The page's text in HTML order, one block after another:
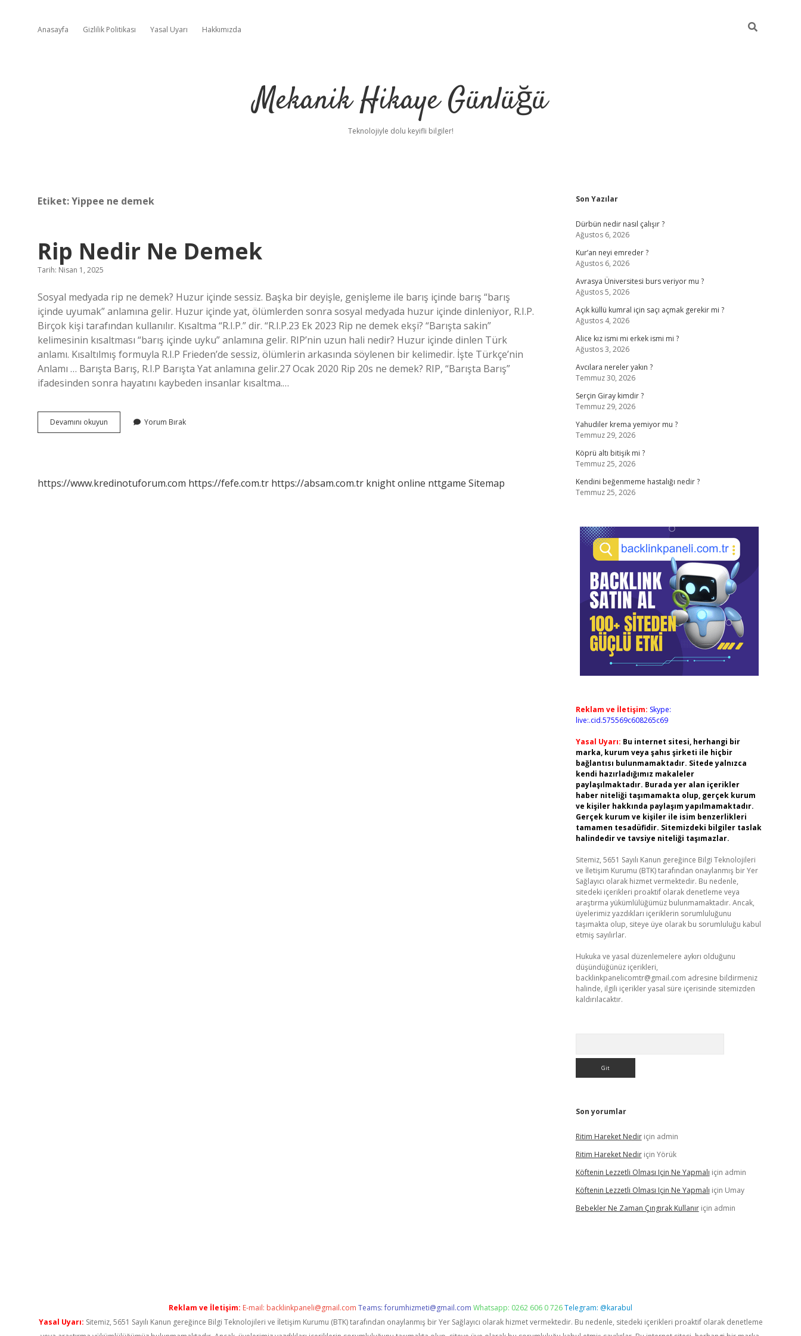
Anasayfa Gizlilik Politikası Yasal Uyarı Hakkımızda
Mekanik Hikaye Günlüğü
Teknolojiyle dolu keyifli bilgiler!
Etiket:Yippee ne demek
Rip Nedir Ne Demek
Tarih: Nisan 1, 2025
Sosyal medyada rip ne demek? Huzur içinde sessiz. Başka bir deyişle, genişleme ile barış içinde barış “barış
içinde uyumak” anlamına gelir. Huzur içinde yat, ölümlerden sonra sosyal medyada huzur içinde dinleniyor, R.I.P.
Birçok kişi tarafından kullanılır. Kısaltma “R.I.P.” dir. “R.I.P.23 Ek 2023 Rip ne demek ekşi? “Barışta sakin”
kelimesinin kısaltması “barış içinde uyku” anlamına gelir. RIP’nin uzun hali nedir? Huzur içinde dinlen Türk
anlamı. Kısaltılmış formuyla R.I.P Frieden’de sessiz, ölümlerin arkasında söylenen bir kelimedir. İşte Türkçe’nin
Anlamı … Barışta Barış, R.I.P Barışta Yat anlamına gelir.27 Ocak 2020 Rip 20s ne demek? RIP, “Barışta Barış”
ifadesinden sonra hayatını kaybeden insanlar kısaltma.…
Devamını okuyun
Nedir
Yorum Bırak
https://www.kredinotuforum.com https://fefe.com.tr https://absam.com.tr knight online nttgame Sitemap
Sidebar
Son Yazılar
Dürbün nedir nasıl çalışır ?
Ağustos 6, 2026
Kur’an neyi emreder ?
Ağustos 6, 2026
Avrasya Üniversitesi burs veriyor mu ?
Ağustos 5, 2026
Açık küllü kumral için saçı açmak gerekir mi ?
Ağustos 4, 2026
Alice kız ismi mi erkek ismi mi ?
Ağustos 3, 2026
Avcılara nereler yakın ?
Temmuz 30, 2026
Serçin Giray kimdir ?
Temmuz 29, 2026
Yahudiler krema yemiyor mu ?
Temmuz 29, 2026
Köprü altı bitişik mi ?
Temmuz 25, 2026
Kendini beğenmeme hastalığı nedir ?
Temmuz 25, 2026
Reklam ve İletişim: Skype:
live:.cid.575569c608265c69
Yasal Uyarı: Bu internet sitesi, herhangi bir
marka, kurum veya şahıs şirketi ile hiçbir
bağlantısı bulunmamaktadır. Sitede yalnızca
kendi hazırladığımız makaleler
paylaşılmaktadır. Burada yer alan içerikler
haber niteliği taşımamakta olup, gerçek kurum
ve kişiler hakkında paylaşım yapılmamaktadır.
Gerçek kurum ve kişiler ile isim benzerlikleri
tamamen tesadüfidir. Sitemizdeki bilgiler taslak
halindedir ve tavsiye niteliği taşımazlar.
Sitemiz, 5651 Sayılı Kanun gereğince Bilgi Teknolojileri
ve İletişim Kurumu (BTK) tarafından onaylanmış bir Yer
Sağlayıcı olarak hizmet vermektedir. Bu nedenle,
sitedeki içerikleri proaktif olarak denetleme veya
araştırma yükümlülüğümüz bulunmamaktadır. Ancak,
üyelerimiz yazdıkları içeriklerin sorumluluğunu
taşımakta olup, siteye üye olarak bu sorumluluğu kabul
etmiş sayılırlar.
Hukuka ve yasal düzenlemelere aykırı olduğunu
düşündüğünüz içerikleri,
backlinkpanelicomtr@gmail.com adresine bildirmeniz
halinde, ilgili içerikler yasal süre içerisinde sitemizden
kaldırılacaktır.
Son yorumlar
Ritim Hareket Nediriçin admin
Ritim Hareket Nediriçin Yörük
Köftenin Lezzetli Olması Için Ne Yapmalı için admin
Köftenin Lezzetli Olması Için Ne Yapmalı için Umay
Bebekler Ne Zaman Çıngırak Kullanıriçin admin
Reklam ve İletişim: E-mail: backlinkpaneli@gmail.com Teams:forumhizmeti@gmail.com Whatsapp: 0262 606 0 726Telegram: @karabul
Yasal Uyarı: Sitemiz, 5651 Sayılı Kanun gereğince Bilgi Teknolojileri ve İletişim Kurumu (BTK) tarafından onaylanmış bir Yer Sağlayıcı olarak hizmet vermektedir. Bu nedenle, sitedeki içerikleri proaktif olarak denetleme